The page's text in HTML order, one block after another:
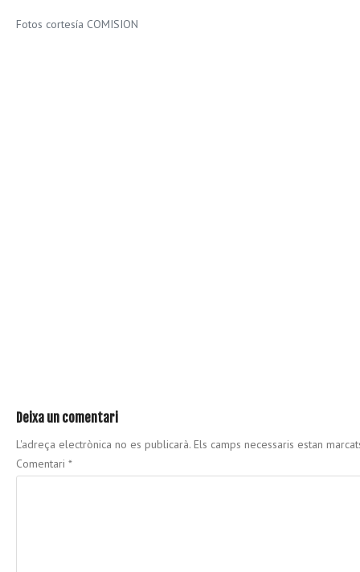
Fotos cortesía COMISION
Deixa un comentari
L'adreça electrònica no es publicarà. Els camps necessaris estan
Comentari *